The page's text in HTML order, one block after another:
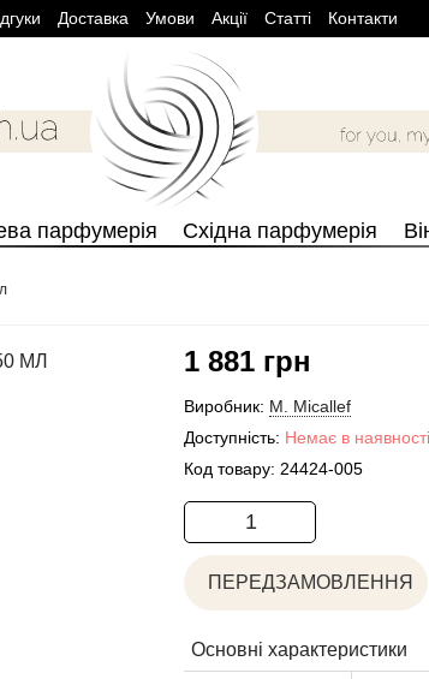
Доставка Умови Aкції Cтатті Контакти
парфумерія Східна парфумерія
МЛ 1 881 грн
Виробник: M. Micallef
Доступність: Немає в наявності
Код товару: 24424-005
ПЕРЕДЗАМОВЛЕННЯ
Основні характеристики